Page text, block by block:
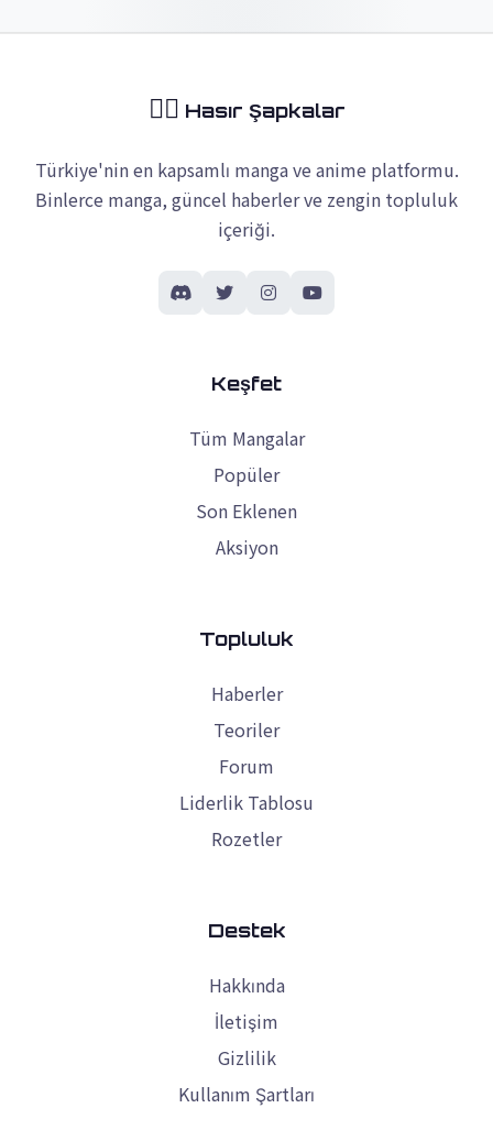
🏴‍☠️ Hasır Şapkalar
Türkiye'nin en kapsamlı manga ve anime platformu.
Binlerce manga, güncel haberler ve zengin topluluk
içeriği.
Keşfet
Tüm Mangalar
Popüler
Son Eklenen
Aksiyon
Topluluk
Haberler
Teoriler
Forum
Liderlik Tablosu
Rozetler
Destek
Hakkında
İletişim
Gizlilik
Kullanım Şartları